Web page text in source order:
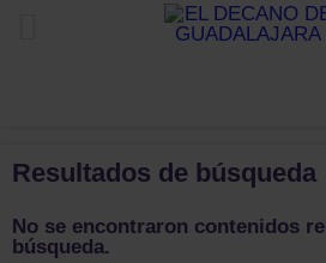
Resultados de búsqueda
No se encontraron contenidos
búsqueda.